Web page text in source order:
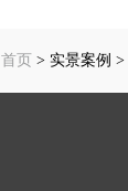
首页 > 实景案例 >